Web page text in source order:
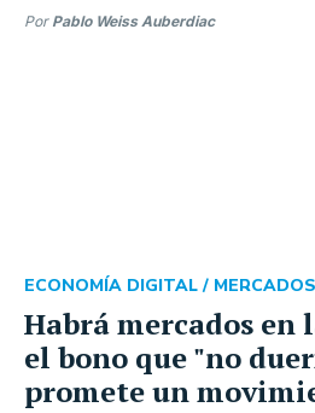
Por Pablo Weiss Auberdiac
Habrá mercados en
el bono que "no
promete un
ECONOMÍA DIGITAL /